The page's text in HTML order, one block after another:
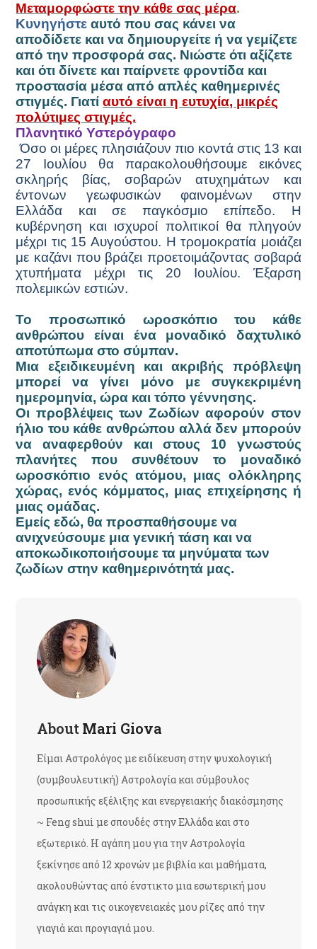
Μεταμορφώστε την κάθε σας μέρα.
Κυνηγήστεαυτό που σας κάνει να
αποδίδετε και να δημιουργείτε ή να γεμίζετε
από την προσφορά σας. Νιώστε ότι αξίζετε
και ότι δίνετε και παίρνετε φροντίδα και
προστασία μέσα από απλές καθημερινές
στιγμές. Γιατίαυτό είναι η ευτυχία, μικρές
πολύτιμες στιγμές.
Πλανητικό Υστερόγραφο
Όσο οι μέρες πλησιάζουν πιο κοντά στις 13 και
27 Ιουλίου θα παρακολουθήσουμε εικόνες
σκληρής βίας, σοβαρών ατυχημάτων και
έντονων γεωφυσικών φαινομένων στην
Ελλάδα και σε παγκόσμιο επίπεδο. Η
κυβέρνηση και ισχυροί πολιτικοί θα πληγούν
μέχρι τις 15 Αυγούστου. Η τρομοκρατία μοιάζει
με καζάνι που βράζει προετοιμάζοντας σοβαρά
χτυπήματα μέχρι τις 20 Ιουλίου. Έξαρση
πολεμικών εστιών.
Το προσωπικό ωροσκόπιο του κάθε
ανθρώπου είναι ένα μοναδικό δαχτυλικό
αποτύπωμα στο σύμπαν.
Μια εξειδικευμένη και ακριβής πρόβλεψη
μπορεί να γίνει μόνο με συγκεκριμένη
ημερομηνία, ώρα και τόπο γέννησης.
Οι προβλέψεις των Ζωδίων αφορούν στον
ήλιο του κάθε ανθρώπου αλλά δεν μπορούν
να αναφερθούν και στους 10 γνωστούς
πλανήτες που συνθέτουν το μοναδικό
ωροσκόπιο ενός ατόμου, μιας ολόκληρης
χώρας, ενός κόμματος, μιας επιχείρησης ή
μιας ομάδας.
Εμείς εδώ, θα προσπαθήσουμε να
ανιχνεύσουμε μια γενική τάση και να
αποκωδικοποιήσουμε τα μηνύματα των
ζωδίων στην καθημερινότητά μας.
AboutMari Giova
Είμαι Αστρολόγος με ειδίκευση στην ψυχολογική
(συμβουλευτική) Αστρολογία και σύμβουλος
προσωπικής εξέλιξης και ενεργειακής διακόσμησης
~ Feng shui με σπουδές στην Ελλάδα και στο
εξωτερικό. Η αγάπη μου για την Αστρολογία
ξεκίνησε από 12 χρονών με βιβλία και μαθήματα,
ακολουθώντας από ένστικτο μια εσωτερική μου
ανάγκη και τις οικογενειακές μου ρίζες από την
γιαγιά και προγιαγιά μου.